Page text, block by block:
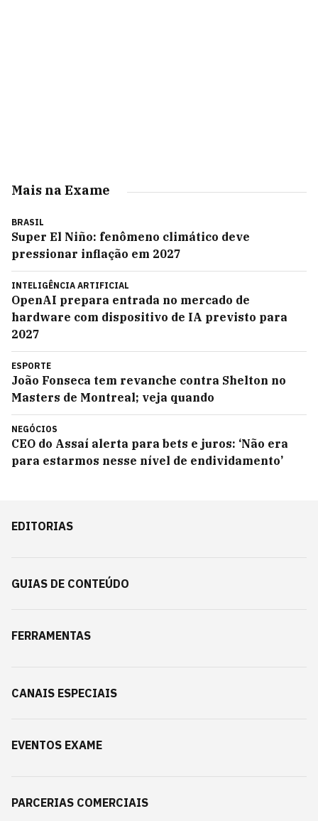
Mais na Exame
BRASIL
Super El Niño: fenômeno climático deve
pressionar inflação em 2027
INTELIGÊNCIA ARTIFICIAL
OpenAI prepara entrada no mercado de
hardware com dispositivo de IA previsto para
2027
ESPORTE
João Fonseca tem revanche contra Shelton no
Masters de Montreal; veja quando
NEGÓCIOS
CEO do Assaí alerta para bets e juros: ‘Não era
para estarmos nesse nível de endividamento’
EDITORIAS
GUIAS DE CONTEÚDO
FERRAMENTAS
CANAIS ESPECIAIS
EVENTOS EXAME
PARCERIAS COMERCIAIS